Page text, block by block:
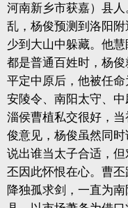
河南新乡市获嘉）县
乱，杨俊预测到洛阳
少到大山中躲藏。他
都是普通百姓时，杨
平定中原后，他被任命
安陵令、南阳太守、
淄侯曹植私交很好，
俊意见，杨俊虽然同
说出谁当太子合适，
丕因此怀恨在心。曹
降独孤求剑，一直为